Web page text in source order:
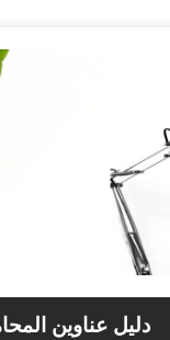
دليل عناوين